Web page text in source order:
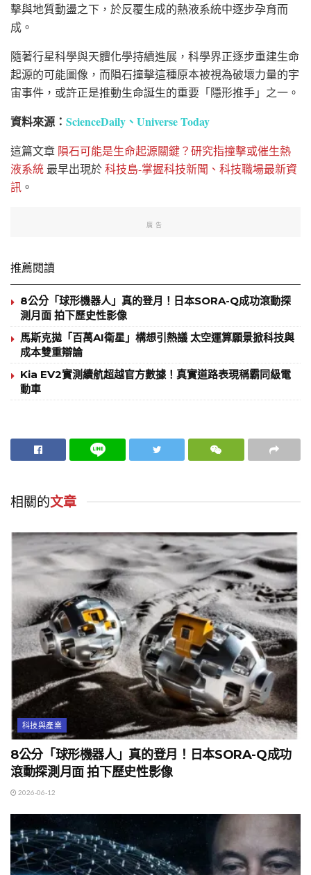
擊與地質動盪之下，於反覆生成的熱液系統中逐步孕育而
成。
隨著行星科學與天體化學持續進展，科學界正逐步重建生命
起源的可能圖像，而隕石撞擊這種原本被視為破壞力量的宇
宙事件，或許正是推動生命誕生的重要「隱形推手」之一。
資料來源： ScienceDaily 、 Universe Today
這篇文章 隕石可能是生命起源關鍵？研究指撞擊或催生熱
液系統 最早出現於科技島-掌握科技新聞、科技職場最新資
訊 。
廣告
推薦閱讀
8公分「球形機器人」真的登月！日本SORA-Q成功滾動探
測月面 拍下歷史性影像
馬斯克拋「百萬AI衛星」構想引熱議 太空運算願景掀科技與
成本雙重辯論
Kia EV2實測續航超越官方數據！真實道路表現稱霸同級電
動車
相關的文章
科技與產業
8公分「球形機器人」真的登月！日本SORA-Q成功
滾動探測月面 拍下歷史性影像
2026-06-12